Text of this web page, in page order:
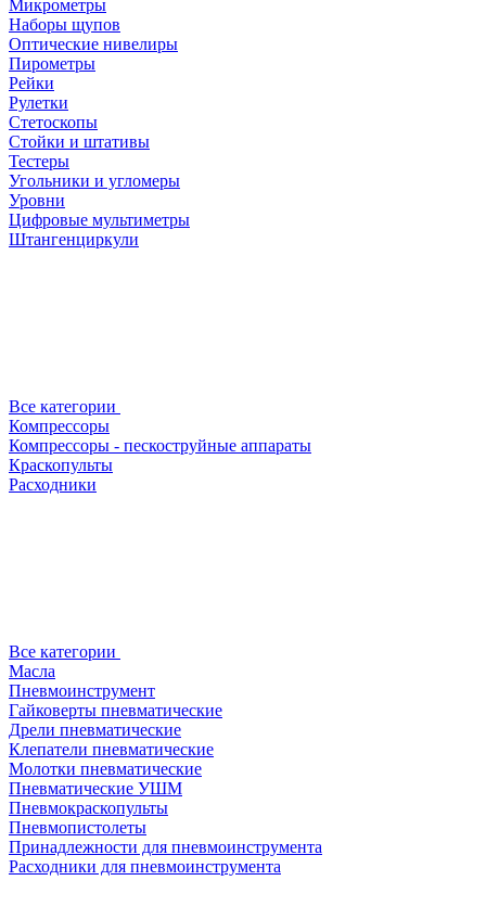
Микрометры
Наборы щупов
Оптические нивелиры
Пирометры
Рейки
Рулетки
Стетоскопы
Стойки и штативы
Тестеры
Угольники и угломеры
Уровни
Цифровые мультиметры
Штангенциркули
Все категории
Компрессоры
Компрессоры - пескоструйные аппараты
Краскопульты
Расходники
Все категории
Масла
Пневмоинструмент
Гайковерты пневматические
Дрели пневматические
Клепатели пневматические
Молотки пневматические
Пневматические УШМ
Пневмокраскопульты
Пневмопистолеты
Принадлежности для пневмоинструмента
Расходники для пневмоинструмента